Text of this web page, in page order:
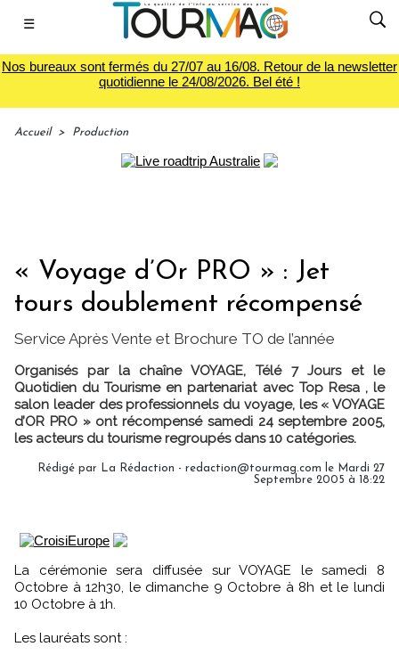
☰
Nos bureaux sont fermés du 27/07 au 16/08. Retour de la newsletter
quotidienne le 24/08/2026. Bel été !
Accueil > Production
« Voyage d’Or PRO » : Jet
tours doublement récompensé
Service Après Vente et Brochure TO de l’année
Organisés par la chaîne VOYAGE, Télé 7 Jours et le
Quotidien du Tourisme en partenariat avec Top Resa , le
salon leader des professionnels du voyage, les « VOYAGE
d’OR PRO » ont récompensé samedi 24 septembre 2005,
les acteurs du tourisme regroupés dans 10 catégories.
Rédigé par La Rédaction - redaction@tourmag.com le Mardi 27
Septembre 2005 à 18:22
La cérémonie sera diffusée sur VOYAGE le samedi 8
Octobre à 12h30, le dimanche 9 Octobre à 8h et le lundi
10 Octobre à 1h.
Les lauréats sont :